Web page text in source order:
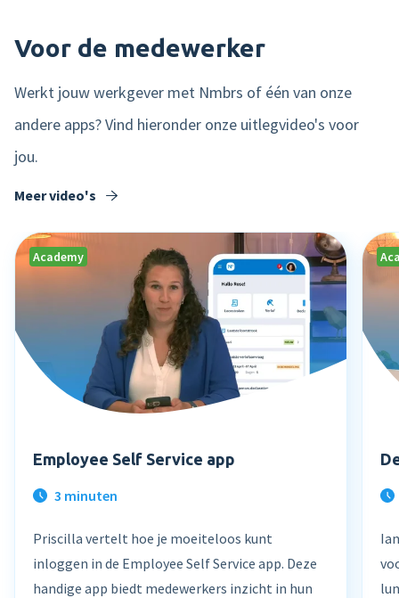
Voor de medewerker
Werkt jouw werkgever met Nmbrs of één van onze
andere apps? Vind hieronder onze uitlegvideo's voor
jou.
Meer video's
Academy
Employee Self Service app
3 minuten
Priscilla vertelt hoe je moeiteloos kunt
inloggen in de Employee Self Service app. Deze
handige app biedt medewerkers inzicht in hun